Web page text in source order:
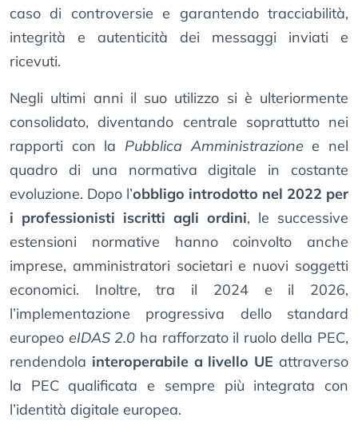
caso di controversie e garantendo tracciabilità,
integrità e autenticità dei messaggi inviati e
ricevuti.
Negli ultimi anni il suo utilizzo si è ulteriormente
consolidato, diventando centrale soprattutto nei
rapporti con la Pubblica Amministrazione e nel
quadro di una normativa digitale in costante
evoluzione. Dopo l’obbligo introdotto nel 2022 per
i professionisti iscritti agli ordini, le successive
estensioni normative hanno coinvolto anche
imprese, amministratori societari e nuovi soggetti
economici. Inoltre, tra il 2024 e il 2026,
l’implementazione progressiva dello standard
europeo eIDAS 2.0 ha rafforzato il ruolo della PEC,
rendendola interoperabile a livello UE attraverso
la PEC qualificata e sempre più integrata con
l’identità digitale europea.